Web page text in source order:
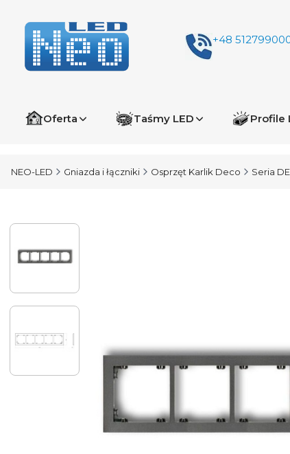
+48
Oferta Taśmy LED Profile
NEO-LED Gniazda i łączniki Osprzęt Karlik Deco Seria